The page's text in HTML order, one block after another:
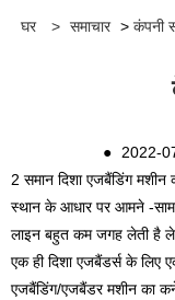
घर > समाचार > कंपनी
● 2022-
2 समान दिशा एजबैंडिंग
स्थान के आधार पर आमने -
लाइन बहुत कम जगह लेती है
एक ही दिशा एजबैंडर्स के लिए
एजबैंडिंग/एजबैंडर मशीन का